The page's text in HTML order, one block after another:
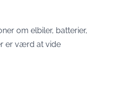
om elbiler, batterier,
er værd at vide